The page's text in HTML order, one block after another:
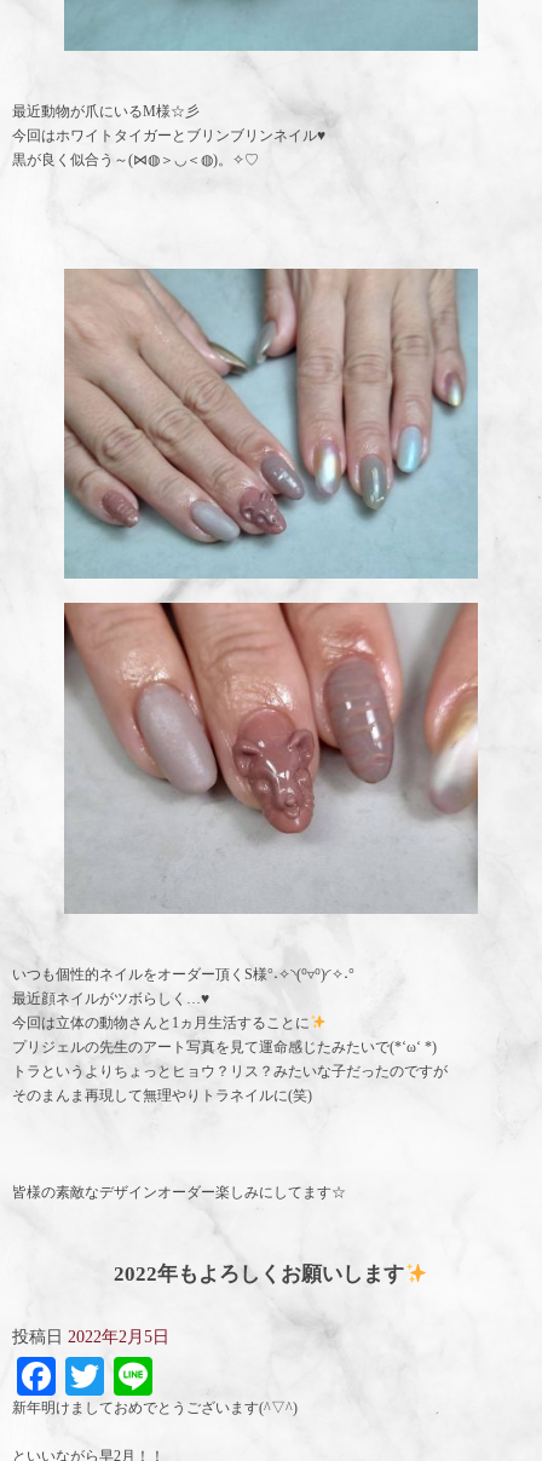
最近動物が爪にいるM様☆彡
今回はホワイトタイガーとブリンブリンネイル♥
黒が良く似合う～(⋈◍＞◡＜◍)。✧♡
いつも個性的ネイルをオーダー頂くS様°˖✧◝(⁰▿⁰)◜✧˖°
最近顔ネイルがツボらしく…♥
今回は立体の動物さんと1ヵ月生活することに
プリジェルの先生のアート写真を見て運命感じたみたいで(*‘ω‘ *)
トラというよりちょっとヒョウ？リス？みたいな子だったのですが
そのまんま再現して無理やりトラネイルに(笑)
皆様の素敵なデザインオーダー楽しみにしてます☆
2022年もよろしくお願いします
投稿日 2022年2月5日
Facebook
Twitter
新年明けましておめでとうございます(^▽^)
といいながら早2月！！